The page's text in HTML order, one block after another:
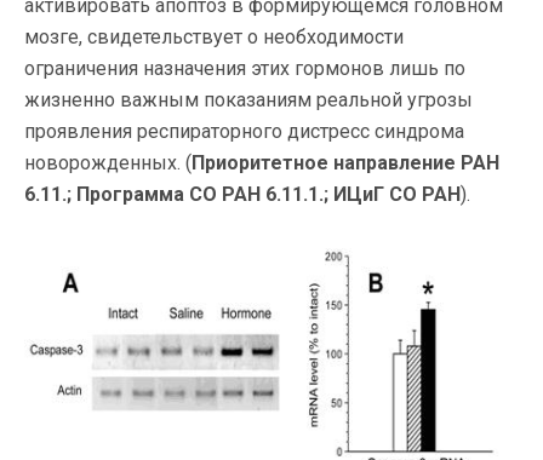
активировать апоптоз в формирующемся головном
мозге, свидетельствует о необходимости
ограничения назначения этих гормонов лишь по
жизненно важным показаниям реальной угрозы
проявления респираторного дистресс синдрома
новорожденных. (Приоритетное направление РАН
6.11.; Программа СО РАН 6.11.1.; ИЦиГ СО РАН).